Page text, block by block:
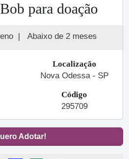
para doação
| Abaixo de 2 meses
Localização
Nova Odessa - SP
Código
295709
Adotar!